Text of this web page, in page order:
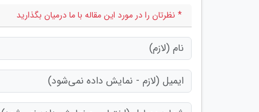
* نظرتان را در مورد این مقاله با ما درمیان بگذارید